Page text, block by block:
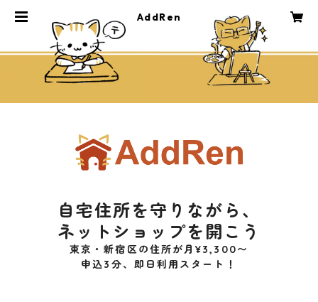
AddRen
自宅住所を守りながら、
ネットショップを開こう
東京・新宿区の住所が月¥3,300〜